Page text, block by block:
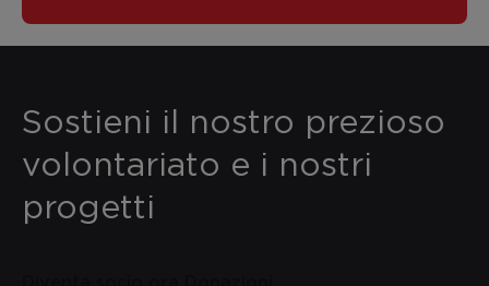
Sostieni il nostro prezioso
volontariato e i nostri
progetti